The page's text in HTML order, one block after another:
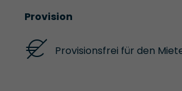
Provision
Provisionsfrei für den